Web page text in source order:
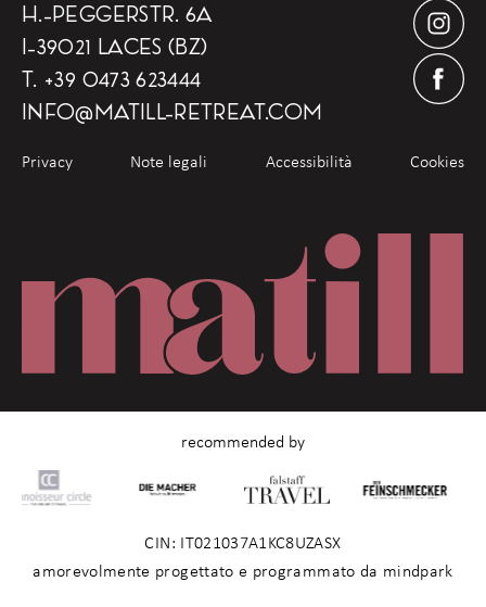
H.-PEGGERSTR. 6A
I-39021 LACES (BZ)
T. +39 0473 623444
INFO@MATILL-RETREAT.COM
CIN: IT021037A1KC8UZASX
amorevolmente progettato e programmato da mindpark
Privacy Note legali Accessibilità Cookies
recommended by